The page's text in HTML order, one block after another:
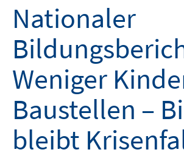
Nationaler
Weniger
Baustellen –
bleibt